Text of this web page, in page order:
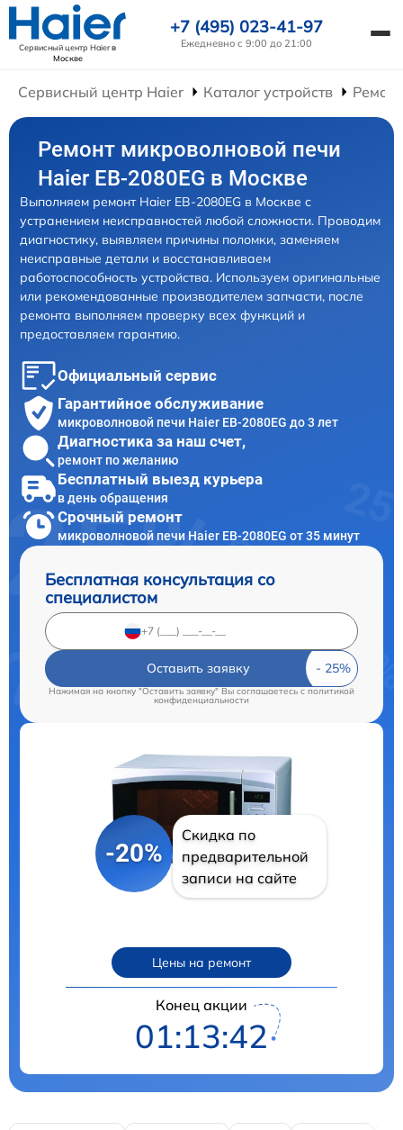
Сервисный центр Haierв
Москве
+7 (495) 023-41-97
Ежедневно с 9:00 до 21:00
Сервисный центр Haier Каталог устройств
Ремонт микроволновой печи
Haier EB-2080EG в Москве
Выполняем ремонт Haier EB-2080EG в Москве с
устранением неисправностей любой сложности. Проводим
диагностику, выявляем причины поломки, заменяем
неисправные детали и восстанавливаем
работоспособность устройства. Используем оригинальные
или рекомендованные производителем запчасти, после
ремонта выполняем проверку всех функций и
предоставляем гарантию.
Официальный сервис
Гарантийное обслуживание
микроволновой печи Haier EB-2080EG до 3 лет
Диагностика за наш счет,
ремонт по желанию
Бесплатный выезд курьера
в день обращения
Срочный ремонт
микроволновой печи Haier EB-2080EG от 35 минут
Бесплатная консультация со
специалистом
Оставить заявку
Нажимая на кнопку "Оставить заявку" Вы соглашаетесь cполитикой
конфиденциальности
-20%
Скидка по
предварительной
записи на сайте
Цены на ремонт
Конец акции
01:13:41